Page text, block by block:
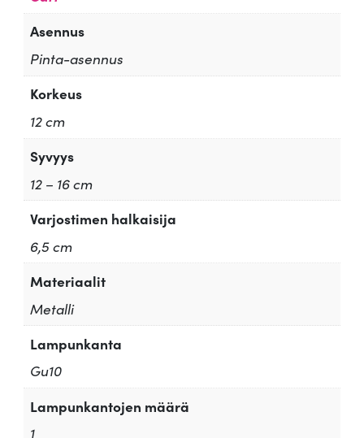
Asennus
Pinta-asennus
Korkeus
12 cm
Syvyys
12 – 16 cm
Varjostimen halkaisija
6,5 cm
Materiaalit
Metalli
Lampunkanta
Gu10
Lampunkantojen määrä
1